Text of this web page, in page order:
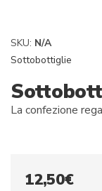
SKU: N/A
Sottobottiglie
La confezione
12,50€